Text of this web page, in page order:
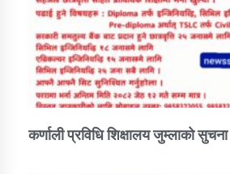
कर्णाली प्रविधि शिक्षालय जुम्लाको सुचना